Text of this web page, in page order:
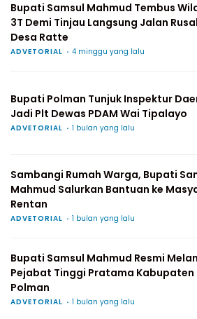
Bupati Samsul Mahmud Tembus
3T Demi Tinjau Langsung Jalan
Desa Ratte
ADVETORIAL 4 minggu yang lalu
Bupati Polman Tunjuk Inspektur
Jadi Plt Dewas PDAM Wai Tipalayo
ADVETORIAL 1 bulan yang lalu
Sambangi Rumah Warga, Bupati
Mahmud Salurkan Bantuan ke
Rentan
ADVETORIAL 1 bulan yang lalu
Bupati Samsul Mahmud Resmi
Pejabat Tinggi Pratama Kabupaten
Polman
ADVETORIAL 1 bulan yang lalu